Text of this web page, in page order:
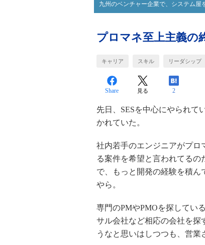
九州のベンチャー企業で、システム屋
プロマネ至上主義の
キャリア スキル リーダシップ
Share 見る 2
先日、SESを中心にやられて
かれていた。
社内若手のエンジニアがプロ
る案件を希望と言われてる
で、もっと開発の経験を積
やら。
専門のPMやPMOを探してい
サル会社など相応の会社を探
うなと思いはしつつも、営業